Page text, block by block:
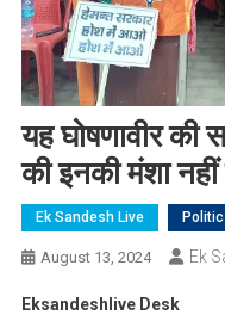
यह घोषणावीर की
की इनकी मंशा नहीं
Ek Sandesh Live
August 13, 2024 Ek
Eksandeshlive Desk